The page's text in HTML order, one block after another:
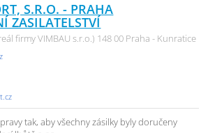
S.R.O. - PRAHA
ZASILATELSTVÍ
firmy VIMBAU s.r.o.) 148 00 Praha - Kunratice
tak, aby všechny zásilky byly doručeny